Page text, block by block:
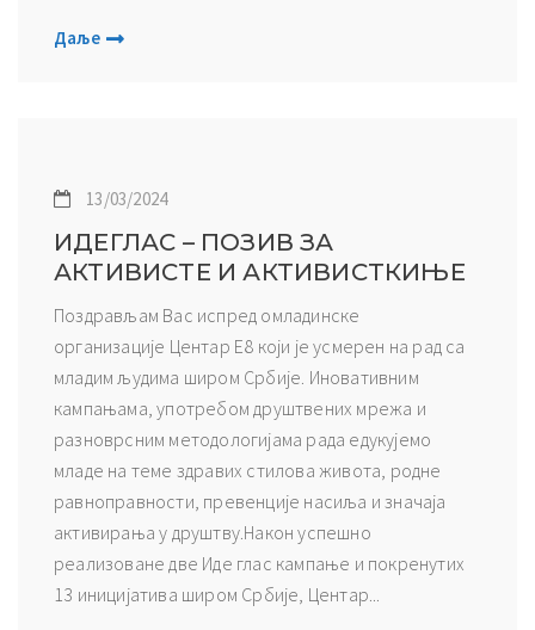
Даље
13/03/2024
ИДЕГЛАС – ПОЗИВ ЗА
АКТИВИСТЕ И АКТИВИСТКИЊЕ
Поздрављам Вас испред омладинске
организације Центар Е8 који је усмерен на рад са
младим људима широм Србије. Иновативним
кампањама, употребом друштвених мрежа и
разноврсним методологијама рада едукујемо
младе на теме здравих стилова живота, родне
равноправности, превенције насиља и значаја
активирања у друштву.Након успешно
реализоване две Иде глас кампање и покренутих
13 иницијатива широм Србије, Центар...